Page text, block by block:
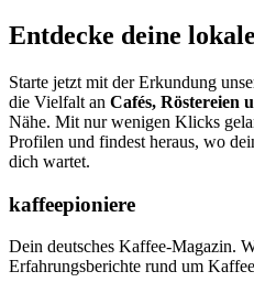
Entdecke deine
Starte jetzt mit der Erkundung
die Vielfalt an Cafés, Röstereien
Nähe. Mit nur wenigen Klicks
Profilen und findest heraus, wo
dich wartet.
kaffeepioniere
Dein deutsches Kaffee-Magazin.
Erfahrungsberichte rund um